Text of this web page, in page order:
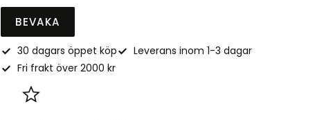
Lägg till i favoriter
BEVAKA
30 dagars öppet köp
Leverans inom 1-3 dagar
Fri frakt över 2000 kr